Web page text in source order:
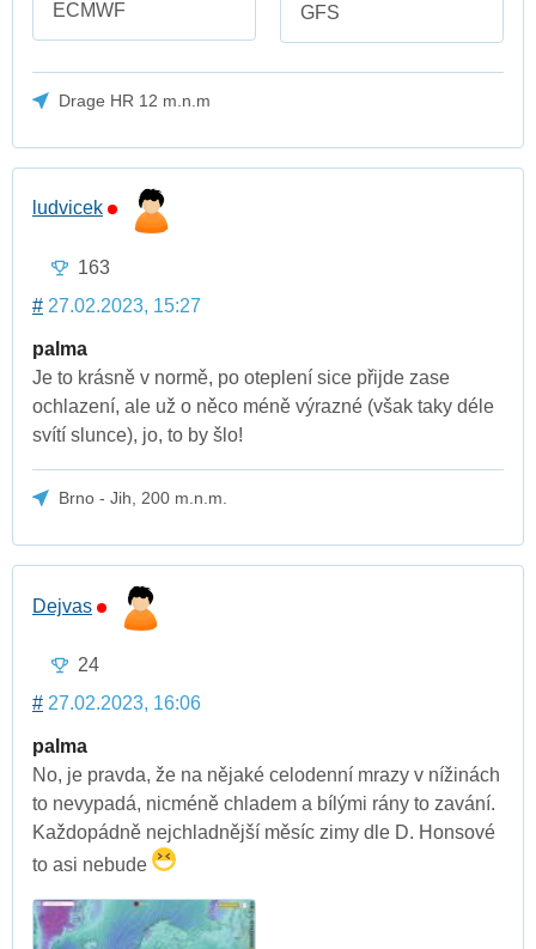
ECMWF GFS
Drage HR 12 m.n.m
ludvicek
163
# 27.02.2023, 15:27
palma
Je to krásně v normě, po oteplení sice přijde zase
ochlazení, ale už o něco méně výrazné (však taky déle
svítí slunce), jo, to by šlo!
Brno - Jih, 200 m.n.m.
Dejvas
24
# 27.02.2023, 16:06
palma
No, je pravda, že na nějaké celodenní mrazy v nížinách
to nevypadá, nicméně chladem a bílými rány to zavání.
Každopádně nejchladnější měsíc zimy dle D. Honsové
to asi nebude